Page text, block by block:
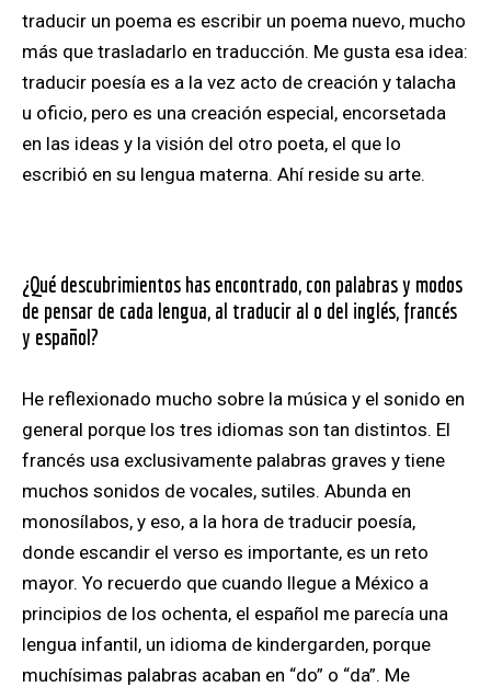
traducir un poema es escribir un poema nuevo, mucho
más que trasladarlo en traducción. Me gusta esa idea:
traducir poesía es a la vez acto de creación y talacha
u oficio, pero es una creación especial, encorsetada
en las ideas y la visión del otro poeta, el que lo
escribió en su lengua materna. Ahí reside su arte.
¿Qué descubrimientos has encontrado, con palabras y modos
de pensar de cada lengua, al traducir al o del inglés, francés
y español?
He reflexionado mucho sobre la música y el sonido en
general porque los tres idiomas son tan distintos. El
francés usa exclusivamente palabras graves y tiene
muchos sonidos de vocales, sutiles. Abunda en
monosílabos, y eso, a la hora de traducir poesía,
donde escandir el verso es importante, es un reto
mayor. Yo recuerdo que cuando llegue a México a
principios de los ochenta, el español me parecía una
lengua infantil, un idioma de kindergarden, porque
muchísimas palabras acaban en “do” o “da”. Me